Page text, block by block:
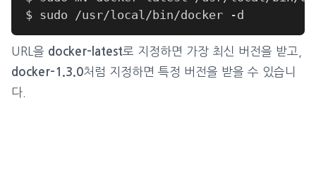
URL을 docker-latest로 지정하면 가장 최신 버전을 받고,
docker-1.3.0처럼 지정하면 특정 버전을 받을 수 있습니
다.